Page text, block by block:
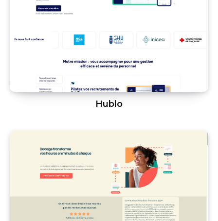
Hublo